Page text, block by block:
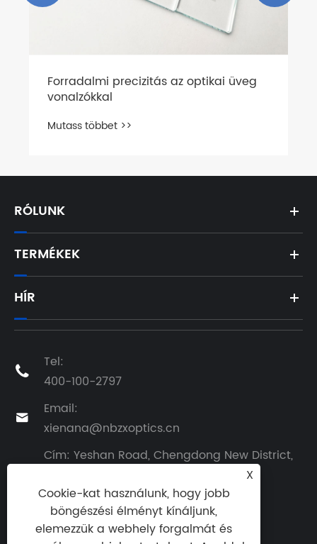
Forradalmi precizitás az optikai üveg
vonalzókkal
Mutass többet >>
RÓLUNK
TERMÉKEK
HÍR

Tel:
400-100-2797

Email:
xienana@nbzxoptics.cn
Cím: Yeshan Road, Chengdong New District,
Gazdaságfejlesztési zóna, Yuyao City,
Zhejiang tartomány
X
Cookie-kat használunk, hogy jobb
böngészési élményt kínáljunk,
elemezzük a webhely forgalmát és